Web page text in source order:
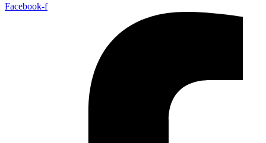
Facebook-f